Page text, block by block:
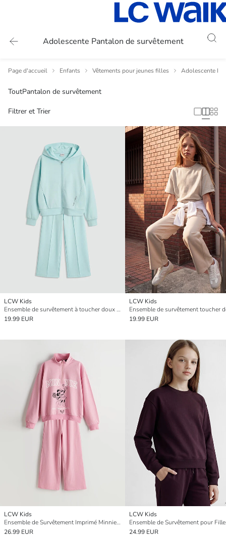
Adolescente Pantalon de survêtement
Page d'accueil Enfants Vêtements pour jeunes filles Adolescente
ToutPantalon de survêtement
Filtrer et Trier
LCW Kids
Ensemble de survêtement à toucher doux pour filles avec texte imprimé
19.99 EUR
LCW Kids
19.99 EUR
LCW Kids
Ensemble de Survêtement Imprimé Minnie Mouse pour Filles
26.99 EUR
LCW Kids
24.99 EUR